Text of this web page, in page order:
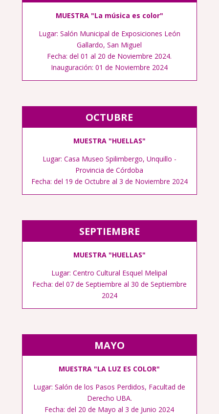
MUESTRA "La música es color"
Lugar: Salón Municipal de Exposiciones León
Gallardo, San Miguel
Fecha: del 01 al 20 de Noviembre 2024.
Inauguración: 01 de Noviembre 2024
OCTUBRE
MUESTRA "HUELLAS"
Lugar: Casa Museo Spilimbergo, Unquillo -
Provincia de Córdoba
Fecha: del 19 de Octubre al 3 de Noviembre 2024
SEPTIEMBRE
MUESTRA "HUELLAS"
Lugar: Centro Cultural Esquel Melipal
Fecha: del 07 de Septiembre al 30 de Septiembre
2024
MAYO
MUESTRA "LA LUZ ES COLOR"
Lugar:Salón de los Pasos Perdidos, Facultad de
Derecho UBA.
Fecha: del 20 de Mayo al 3 de Junio 2024